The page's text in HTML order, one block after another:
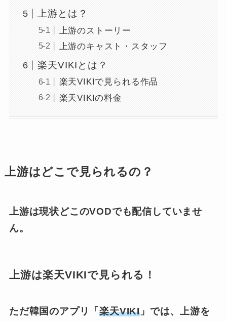
上游とは？
上游のストーリー
上游のキャスト・スタッフ
楽天VIKIとは？
楽天VIKIで見られる作品
楽天VIKIの料金
上游はどこで見られるの？
上游は現状どこのVODでも配信していませ
ん。
上游は楽天VIKIで見られる！
ただ韓国のアプリ「楽天VIKI 」では、上游を